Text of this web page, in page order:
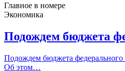
Главное в номере
Экономика
Подождем бюджета
Подождем бюджета федерального
Об этом…